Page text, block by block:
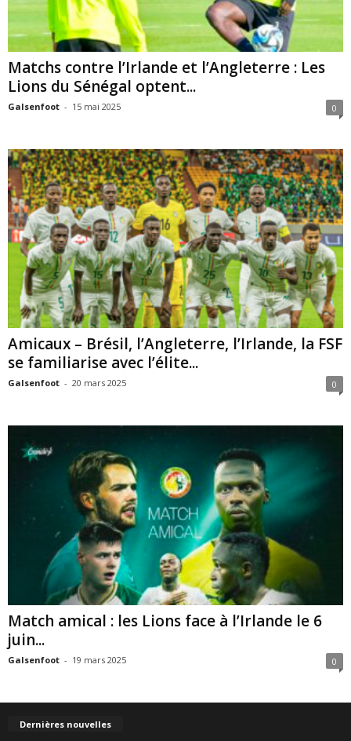
Matchs contre l’Irlande et l’Angleterre : Les
Lions du Sénégal optent...
Galsenfoot - 15 mai 2025 0
Amicaux – Brésil, l’Angleterre, l’Irlande, la FSF
se familiarise avec l’élite...
Galsenfoot - 20 mars 2025 0
Match amical : les Lions face à l’Irlande le 6
juin...
Galsenfoot - 19 mars 2025 0
Dernières nouvelles